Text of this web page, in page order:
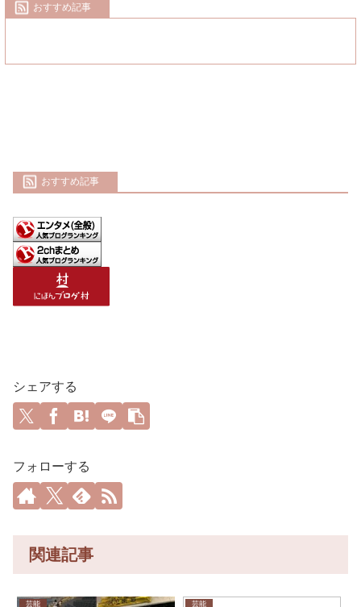
おすすめ記事
おすすめ記事
シェアする
フォローする
関連記事
芸能 芸能